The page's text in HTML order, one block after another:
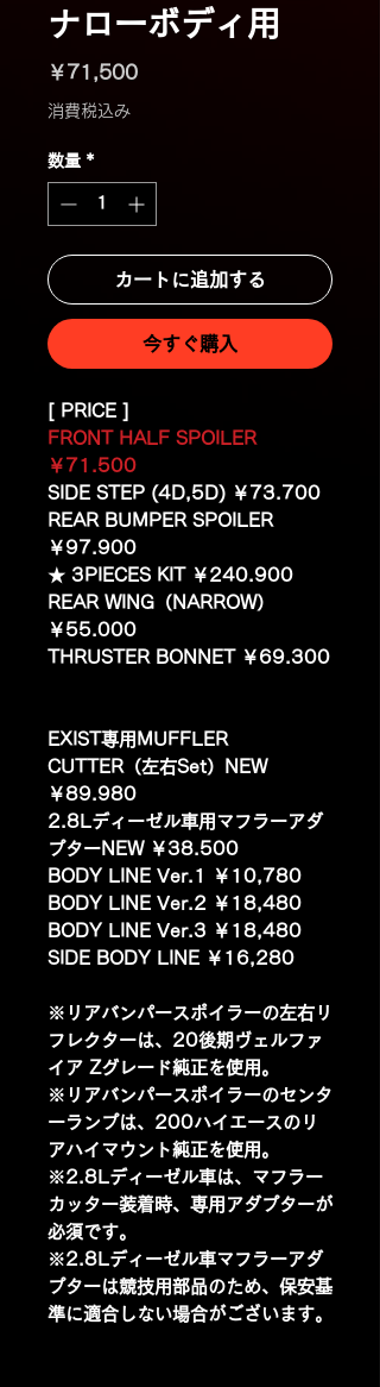
ナローボディ用
￥71,500価
消費税込み
数量 *
カートに追加する
今すぐ購入
[ PRICE ]
FRONT HALF SPOILER
￥71.500
SIDE STEP (4D,5D) ￥73.700
REAR BUMPER SPOILER
￥97.900
★ 3PIECES KIT ￥240.900
REAR WING（NARROW）
￥55.000
THRUSTER BONNET ￥69.300
EXIST専用MUFFLER
CUTTER（左右Set）NEW
￥89.980
2.8Lディーゼル車用マフラーアダ
プターNEW ￥38.500
BODY LINE Ver.1 ￥10,780
BODY LINE Ver.2 ￥18,480
BODY LINE Ver.3 ￥18,480
SIDE BODY LINE ￥16,280
※リアバンパースポイラーの左右リ
フレクターは、20後期ヴェルファ
イア Zグレード純正を使用。
※リアバンパースポイラーのセンタ
ーランプは、200ハイエースのリ
アハイマウント純正を使用。
※2.8Lディーゼル車は、マフラー
カッター装着時、専用アダプターが
必須です。
※2.8Lディーゼル車マフラーアダ
プターは競技用部品のため、保安基
準に適合しない場合がございます。